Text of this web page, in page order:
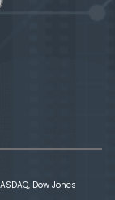
Dow Jones